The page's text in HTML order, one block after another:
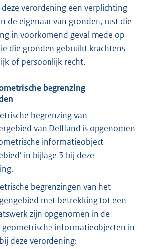
verordening een verplichting
de eigenaarvan gronden, rust die
in voorkomend geval mede op
die gronden gebruikt krachtens
of persoonlijk recht.
begrenzing
begrenzing van
van Delfland is opgenomen
informatieobject
in bijlage 3 bij deze
begrenzingen van het
met betrekking tot een
zijn opgenomen in de
geometrische informatieobjecten in
deze verordening: